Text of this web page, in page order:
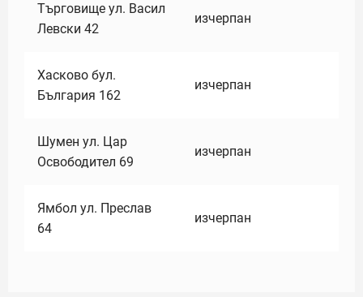
Търговище ул. Васил
Левски 42
изчерпан
Хасково бул.
България 162
изчерпан
Шумен ул. Цар
Освободител 69
изчерпан
Ямбол ул. Преслав
64
изчерпан